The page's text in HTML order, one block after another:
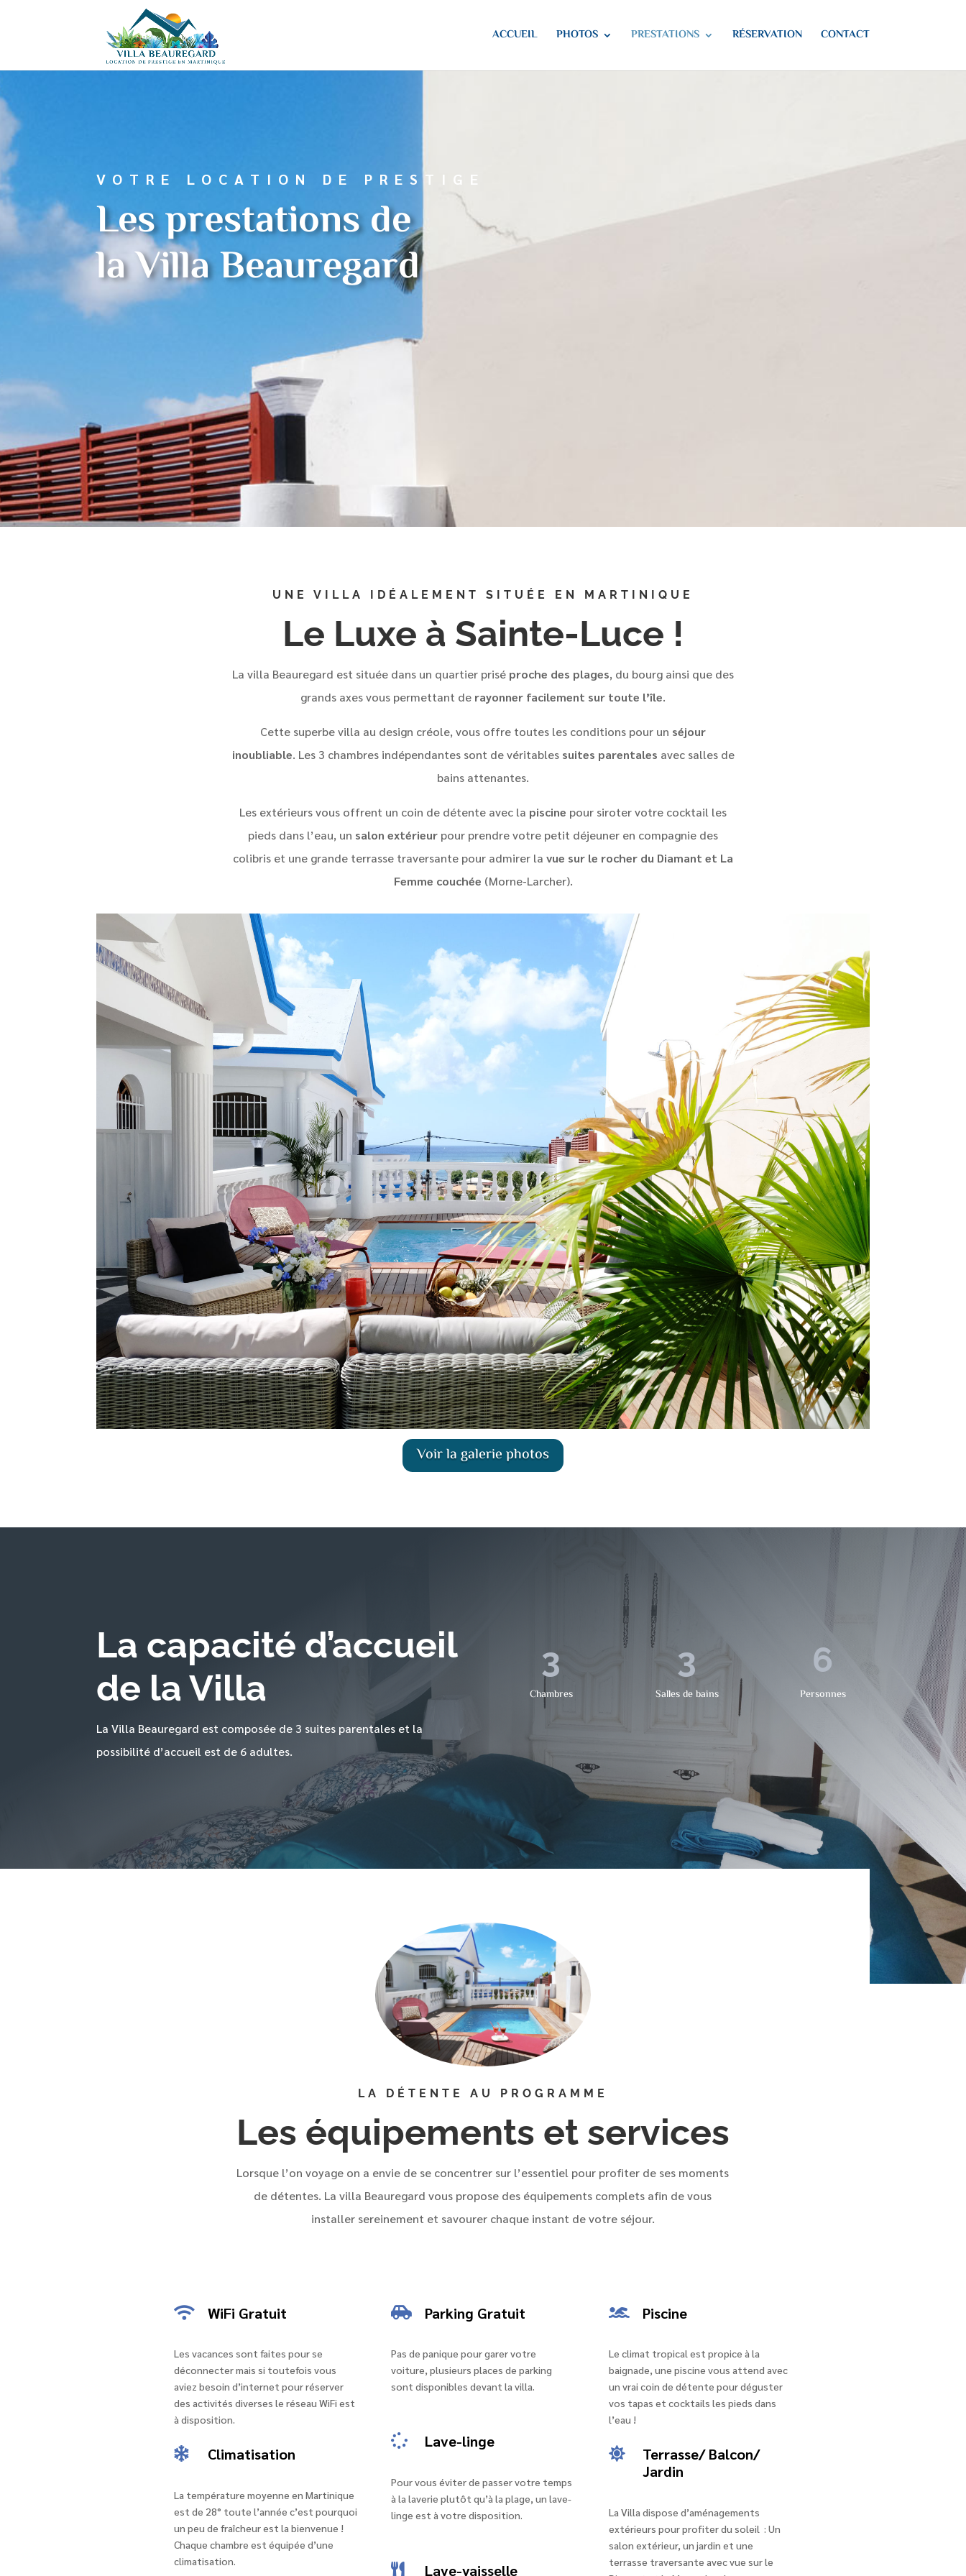
ACCUEIL PHOTOS PRESTATIONS RÉSERVATION CONTACT
VOTRE LOCATION DE PRESTIGE
Les prestations de
la Villa Beauregard
UNE VILLA IDÉALEMENT SITUÉE EN MARTINIQUE
Le Luxe à Sainte-Luce !
La villa Beauregard est située dans un quartier prisé proche des plages, du bourg ainsi que des
grands axes vous permettant de rayonner facilement sur toute l’île.
Cette superbe villa au design créole, vous offre toutes les conditions pour un séjour
inoubliable. Les 3 chambres indépendantes sont de véritables suites parentales avec salles de
bains attenantes.
Les extérieurs vous offrent un coin de détente avec la piscine pour siroter votre cocktail les
pieds dans l’eau, un salon extérieur pour prendre votre petit déjeuner en compagnie des
colibris et une grande terrasse traversante pour admirer la vue sur le rocher du Diamant et La
Femme couchée (Morne-Larcher).
Voir la galerie photos
La capacité d’accueil
de la Villa
La Villa Beauregard est composée de 3 suites parentales et la
possibilité d’accueil est de 6 adultes.
3
Chambres
3
Salles de bains
6
Personnes
LA DÉTENTE AU PROGRAMME
Les équipements et services
Lorsque l’on voyage on a envie de se concentrer sur l’essentiel pour profiter de ses moments
de détentes. La villa Beauregard vous propose des équipements complets afin de vous
installer sereinement et savourer chaque instant de votre séjour.
 WiFi Gratuit
Les vacances sont faites pour se
déconnecter mais si toutefois vous
aviez besoin d’internet pour réserver
des activités diverses le réseau WiFi est
à disposition.
 Climatisation
La température moyenne en Martinique
est de 28° toute l’année c’est pourquoi
un peu de fraîcheur est la bienvenue !
Chaque chambre est équipée d’une
climatisation.
 Parking Gratuit
Pas de panique pour garer votre
voiture, plusieurs places de parking
sont disponibles devant la villa.
 Lave-linge
Pour vous éviter de passer votre temps
à la laverie plutôt qu’à la plage, un lave-
linge est à votre disposition.
 Lave-vaisselle
 Piscine
Le climat tropical est propice à la
baignade, une piscine vous attend avec
un vrai coin de détente pour déguster
vos tapas et cocktails les pieds dans
l’eau !

Terrasse/ Balcon/
Jardin
La Villa dispose d’aménagements
extérieurs pour profiter du soleil : Un
salon extérieur, un jardin et une
terrasse traversante avec vue sur le